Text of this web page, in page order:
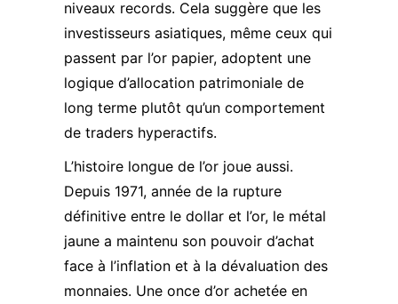
niveaux records. Cela suggère que les
investisseurs asiatiques, même ceux qui
passent par l’or papier, adoptent une
logique d’allocation patrimoniale de
long terme plutôt qu’un comportement
de traders hyperactifs.
L’histoire longue de l’or joue aussi.
Depuis 1971, année de la rupture
définitive entre le dollar et l’or, le métal
jaune a maintenu son pouvoir d’achat
face à l’inflation et à la dévaluation des
monnaies. Une once d’or achetée en